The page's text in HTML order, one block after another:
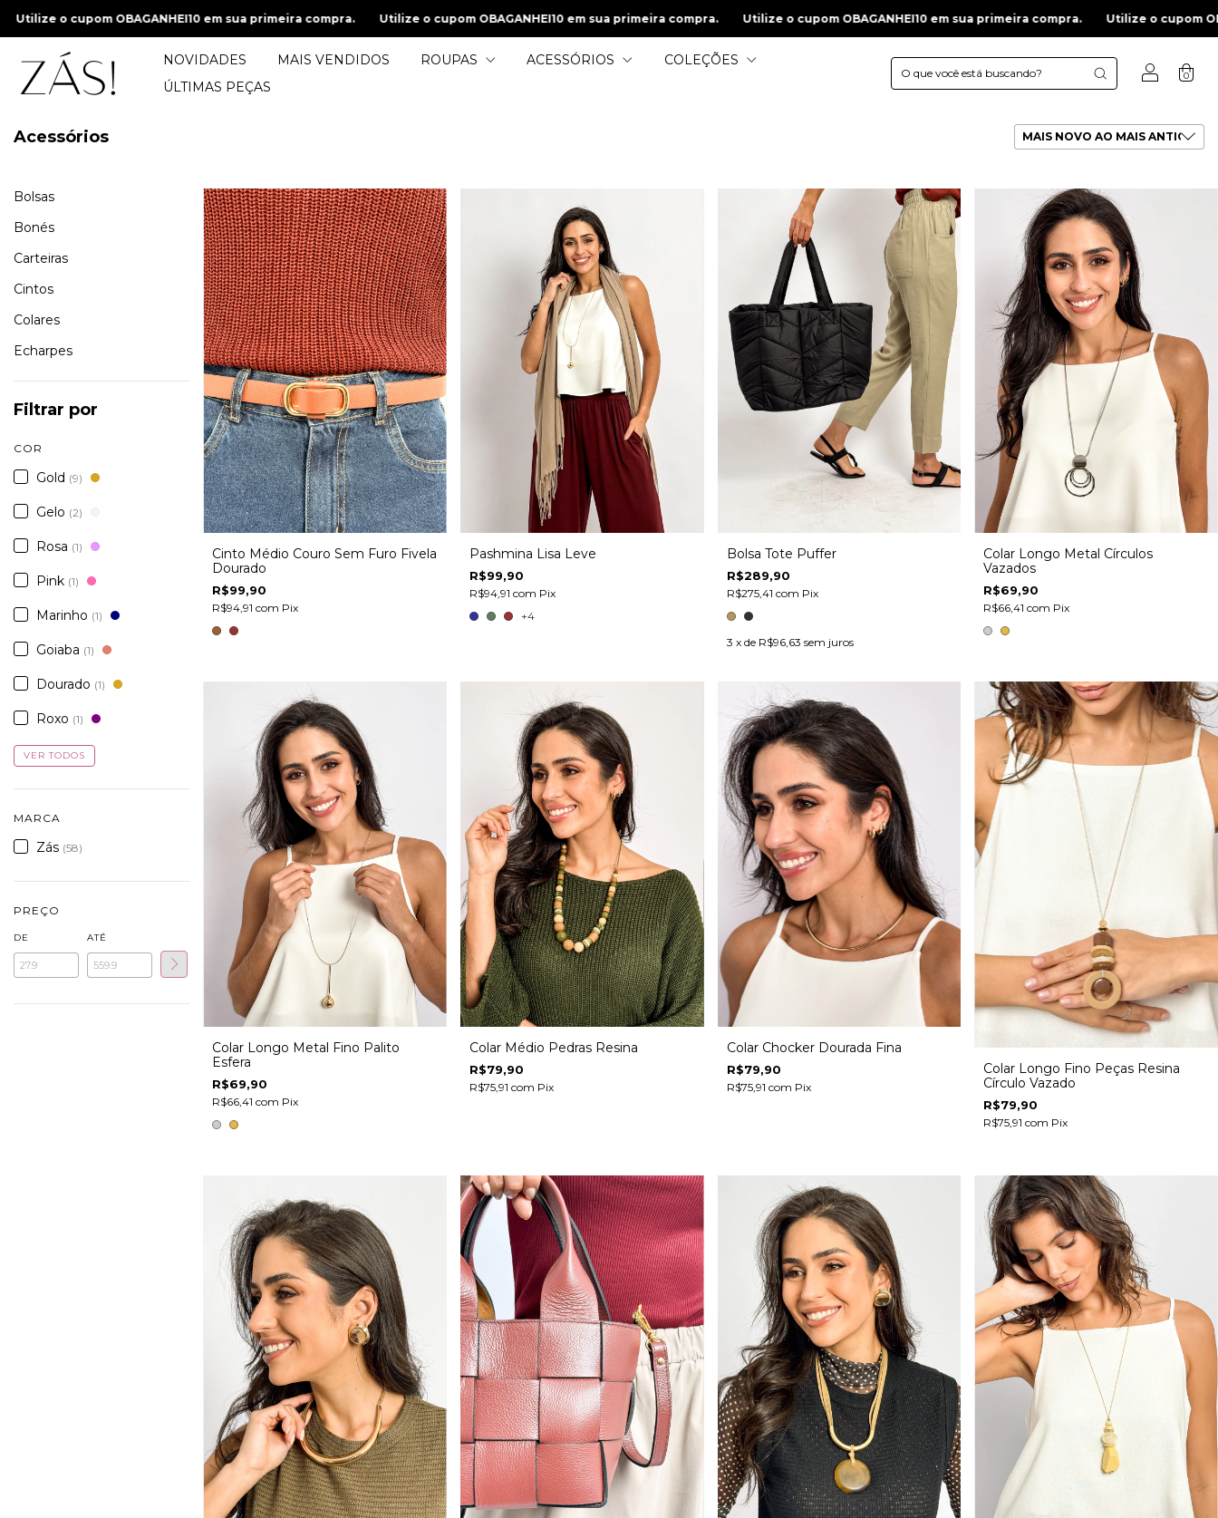
primeira compra. Utilize o cupom OBAGANHEI10 em sua primeira compra. Utilize o cupom OBAGANHEI10 em sua primeira compra. Utilize o cupom OBAGANHEI10 em sua primeira compra.
NOVIDADES MAIS VENDIDOS ROUPAS ACESSÓRIOS
COLEÇÕES
ÚLTIMAS PEÇAS
0
Acessórios
Bolsas
Bonés
Carteiras
Cintos
Colares
Echarpes
Filtrar por
COR
Gold (9)
Gelo (2)
Rosa (1)
Pink (1)
Marinho (1)
Goiaba (1)
Dourado (1)
Roxo (1)
VER TODOS
MARCA
Zás (58)
PREÇO
DE ATÉ
Cinto Médio Couro Sem Furo Fivela
Dourado
R$99,90
R$94,91 com Pix
Pashmina Lisa Leve
R$99,90
R$94,91 com Pix
+4
Bolsa Tote Puffer
R$289,90
R$275,41 com Pix
3 x de R$96,63 sem juros
Colar Longo Metal Círculos
Vazados
R$69,90
R$66,41com Pix
Colar Longo Metal Fino Palito
Esfera
R$69,90
R$66,41 com Pix
Colar Médio Pedras Resina
R$79,90
R$75,91 com Pix
Colar Chocker Dourada Fina
R$79,90
R$75,91 com Pix
Colar Longo Fino Peças Resina
Círculo Vazado
R$79,90
R$75,91com Pix